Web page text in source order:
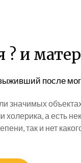
? и
после
значимых
холерика, а есть
так и нет